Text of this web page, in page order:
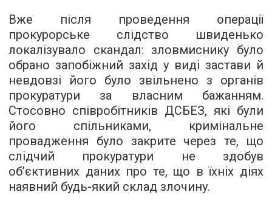
Вже після проведення операції
прокурорське слідство швиденько
локалізувало скандал: зловмиснику було
обрано запобіжний захід у виді застави й
невдовзі його було звільнено з органів
прокуратури за власним бажанням.
Стосовно співробітників ДСБЕЗ, які були
його спільниками, кримінальне
провадження було закрите через те, що
слідчий прокуратури не здобув
об’єктивних даних про те, що в їхніх діях
наявний будь-який склад злочину.